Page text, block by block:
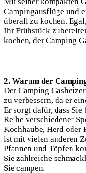
Campingausflüge und
überall zu kochen.
Ihr Frühstück
kochen, der Camping
2. Warum der
Der Camping
zu verbessern, da er
Er sorgt dafür, dass
Reihe verschiedener
Kochhaube, Herd oder
ist mit vielen anderen
Pfannen und Töpfen
Sie zahlreiche
Sie campen.